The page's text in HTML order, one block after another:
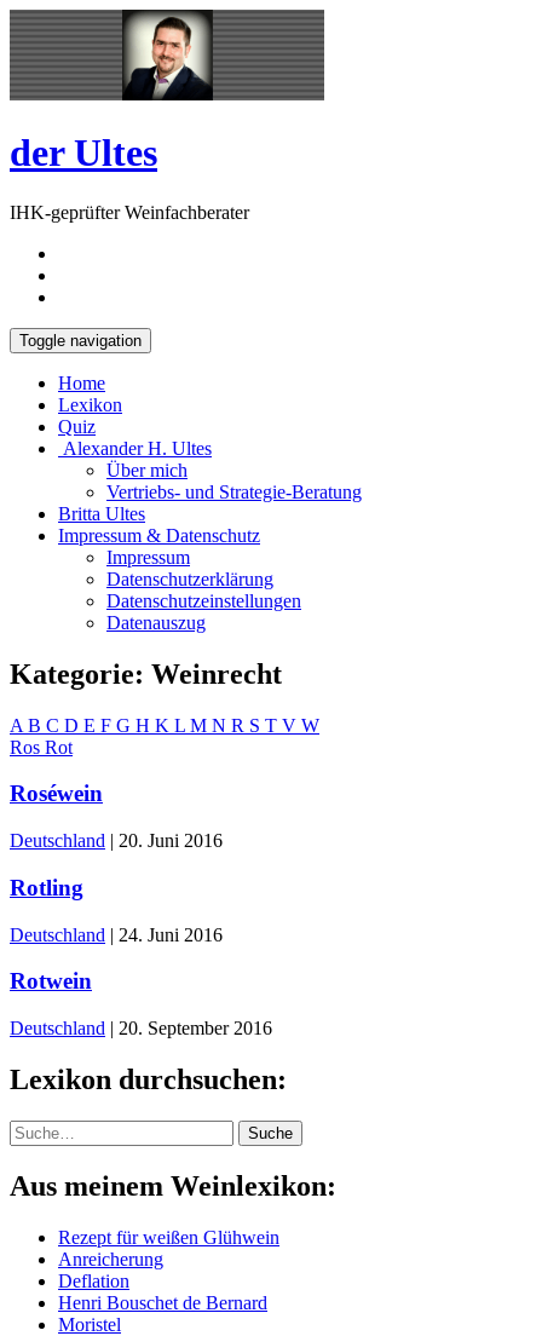
Skip
to
content
Open
Sidebar
der Ultes
IHK-geprüfter Weinfachberater
Toggle navigation
Home
Lexikon
Quiz
Alexander H. Ultes
Über mich
Vertriebs- und Strategie-Beratung
Britta Ultes
Impressum & Datenschutz
Impressum
Datenschutzerklärung
Datenschutzeinstellungen
Datenauszug
Kategorie: Weinrecht
A B C D E F G H K L M N R S T V W
Ros Rot
Roséwein
Deutschland | 20. Juni 2016
Rotling
Deutschland | 24. Juni 2016
Rotwein
Deutschland | 20. September 2016
Lexikon durchsuchen:
Suche Suche
Aus meinem Weinlexikon:
Rezept für weißen Glühwein
Anreicherung
Deflation
Henri Bouschet de Bernard
Moristel